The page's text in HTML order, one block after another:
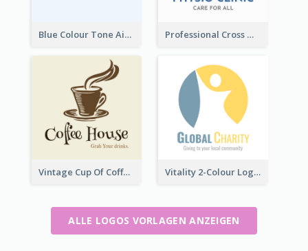
Blue Colour Tone Airplane Logo Professional Cross With ECG Logo For Clinic
Vintage Cup Of Coffee Logo Vitality 2-Colour Logo Of Charity
ALLE LOGOS VORLAGEN ANZEIGEN